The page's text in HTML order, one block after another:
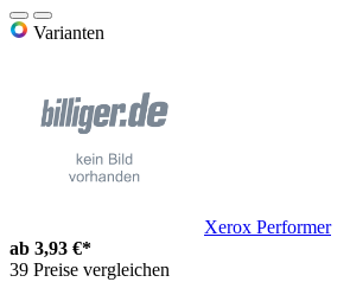
Varianten
Xerox Performer
ab 3,93 €*
39 Preise vergleichen